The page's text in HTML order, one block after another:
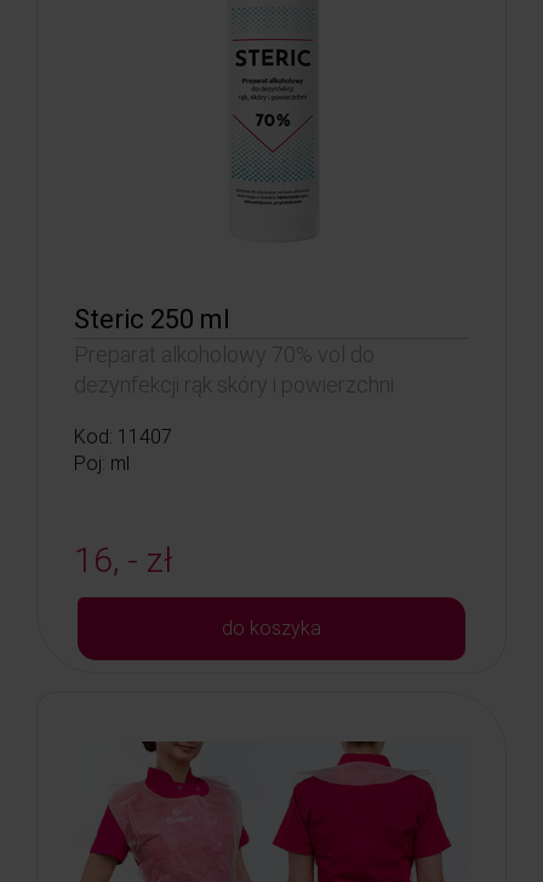
Steric 250 ml
Preparat alkoholowy 70% vol do
dezynfekcji rąk skóry i powierzchni
Kod: 11407
Poj: ml
16, - zł
do koszyka